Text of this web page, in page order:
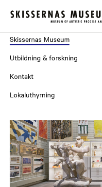
Om museet
Skissernas Museum
Utbildning & forskning
Kontakt
Lokaluthyrning